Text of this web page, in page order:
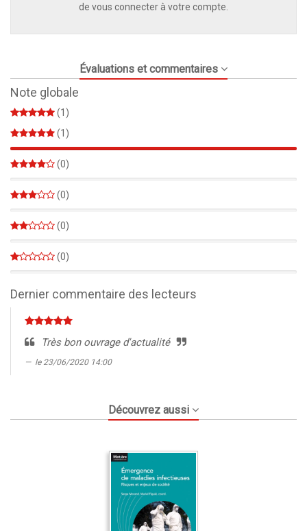
de vous connecter à votre compte.
Évaluations et commentaires
Note globale
(1)
(1)
100%
(0)
(0)
(0)
(0)
Dernier commentaire des lecteurs
Très bon ouvrage d'actualité
le 23/06/2020 14:00
Découvrez aussi